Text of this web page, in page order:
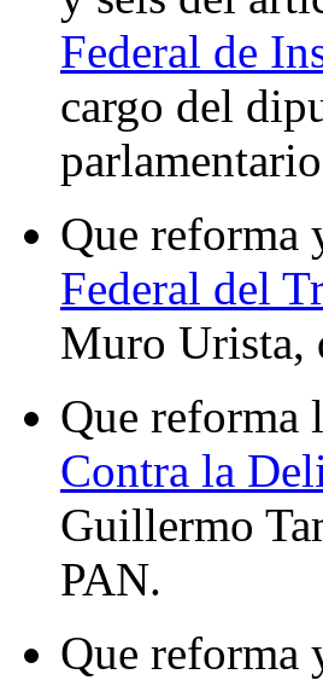
Federal de
cargo del
Que reforma
Federal del
Muro Urista,
Que reforma
Contra la
Guillermo
PAN.
Que reforma